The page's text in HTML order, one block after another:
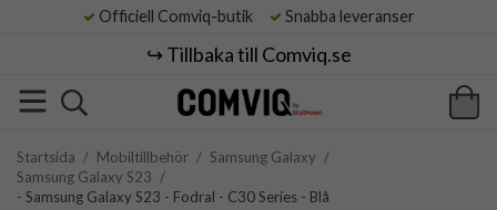
Officiell Comviq-butik Snabba leveranser
↪️ Tillbaka till Comviq.se
Startsida / Mobiltillbehör / Samsung Galaxy /
Samsung Galaxy S23 /
- Samsung Galaxy S23 - Fodral - C30 Series - Blå